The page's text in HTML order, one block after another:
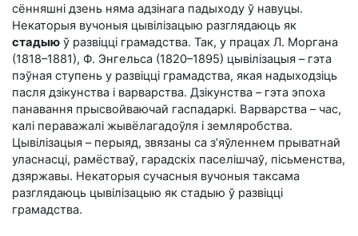
сённяшні дзень няма адзінага падыходу ў навуцы.
Некаторыя вучоныя цывілізацыю разглядаюць як
стадыю ў развіцці грамадства. Так, у працах Л. Моргана
(1818–1881), Ф. Энгельса (1820–1895) цывілізацыя – гэта
пэўная ступень у развіцці грамадства, якая надыходзіць
пасля дзікунства і варварства. Дзікунства – гэта эпоха
панавання прысвойваючай гаспадаркі. Варварства – час,
калі пераважалі жывёлагадоўля і земляробства.
Цывілізацыя – перыяд, звязаны са з’яўленнем прыватнай
уласнасці, рамёстваў, гарадскіх паселішчаў, пісьменства,
дзяржавы. Некаторыя сучасныя вучоныя таксама
разглядаюць цывілізацыю як стадыю ў развіцці
грамадства.